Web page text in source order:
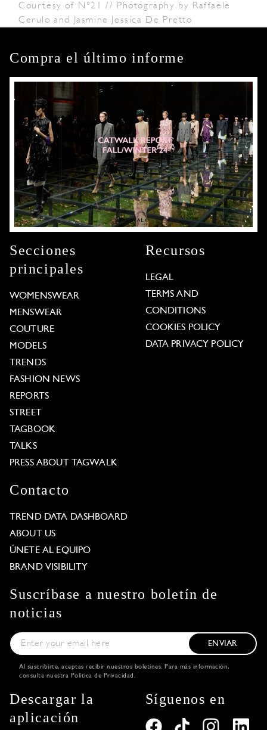
Courtesy of N°21 // Photography by Raffaele
Cerulo and Jasmine Jessica De Pretto
Compra el último informe
Secciones
principales
WOMENSWEAR
MENSWEAR
COUTURE
MODELS
TRENDS
FASHION NEWS
REPORTS
STREET
TAGBOOK
TALKS
PRESS ABOUT TAGWALK
Recursos
LEGAL
TERMS AND
CONDITIONS
COOKIES POLICY
DATA PRIVACY POLICY
Contacto
TREND DATA DASHBOARD
ABOUT US
ÚNETE AL EQUIPO
BRAND VISIBILITY
Suscríbase a nuestro boletín de
noticias
ENVIAR
Al suscribirte, aceptas recibir nuestros boletines. Para más información,
consulte nuestra Política de Privacidad .
Descargar la
aplicación
Síguenos en